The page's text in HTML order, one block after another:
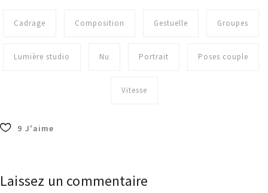
Cadrage Composition Gestuelle Groupes
Lumière studio Nu Portrait Poses couple
Vitesse
9 J'aime
Laissez un commentaire